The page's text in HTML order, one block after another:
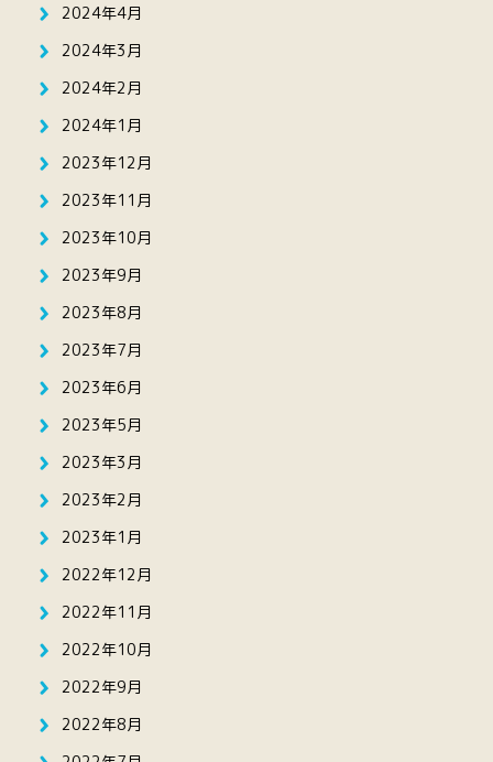
2024年4月
2024年3月
2024年2月
2024年1月
2023年12月
2023年11月
2023年10月
2023年9月
2023年8月
2023年7月
2023年6月
2023年5月
2023年3月
2023年2月
2023年1月
2022年12月
2022年11月
2022年10月
2022年9月
2022年8月